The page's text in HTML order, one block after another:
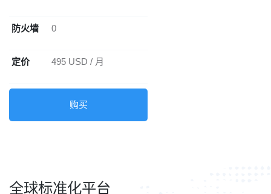
防火墙 0
定价 495 USD / 月
购买
全球标准化平台